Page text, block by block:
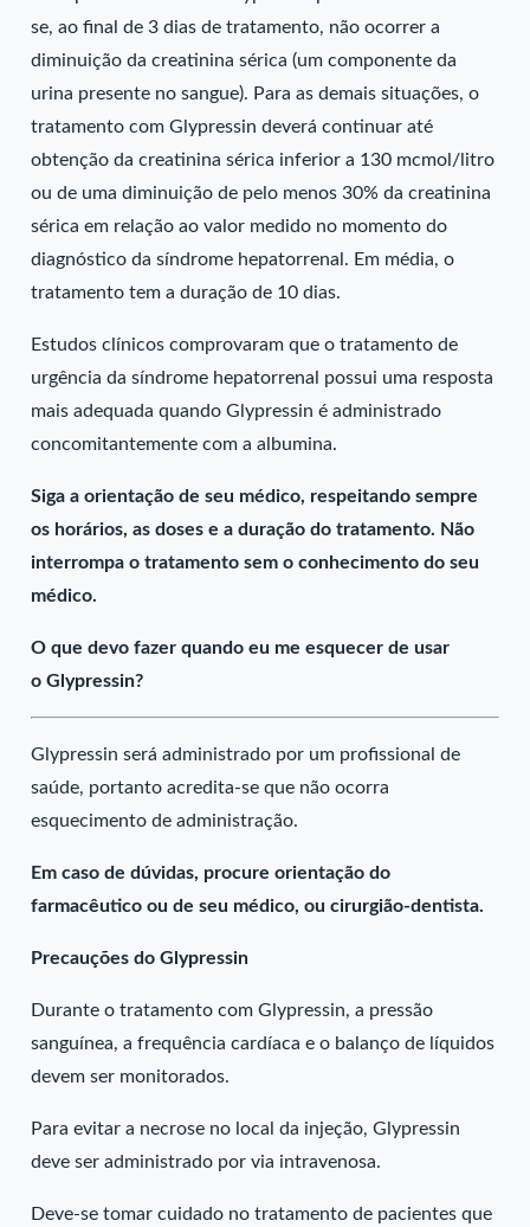
se, ao final de 3 dias de tratamento, não ocorrer a
diminuição da creatinina sérica (um componente da
urina presente no sangue). Para as demais situações, o
tratamento com Glypressin deverá continuar até
obtenção da creatinina sérica inferior a 130 mcmol/litro
ou de uma diminuição de pelo menos 30% da creatinina
sérica em relação ao valor medido no momento do
diagnóstico da síndrome hepatorrenal. Em média, o
tratamento tem a duração de 10 dias.
Estudos clínicos comprovaram que o tratamento de
urgência da síndrome hepatorrenal possui uma resposta
mais adequada quando Glypressin é administrado
concomitantemente com a albumina.
Siga a orientação de seu médico, respeitando sempre
os horários, as doses e a duração do tratamento. Não
interrompa o tratamento sem o conhecimento do seu
médico.
O que devo fazer quando eu me esquecer de usar
o Glypressin?
Glypressin será administrado por um profissional de
saúde, portanto acredita-se que não ocorra
esquecimento de administração.
Em caso de dúvidas, procure orientação do
farmacêutico ou de seu médico, ou cirurgião-dentista.
Precauções do Glypressin
Durante o tratamento com Glypressin, a pressão
sanguínea, a frequência cardíaca e o balanço de líquidos
devem ser monitorados.
Para evitar a necrose no local da injeção, Glypressin
deve ser administrado por via intravenosa.
Deve-se tomar cuidado no tratamento de pacientes que